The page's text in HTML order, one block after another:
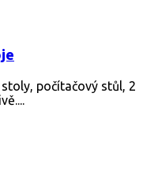
počítačový stůl, 2